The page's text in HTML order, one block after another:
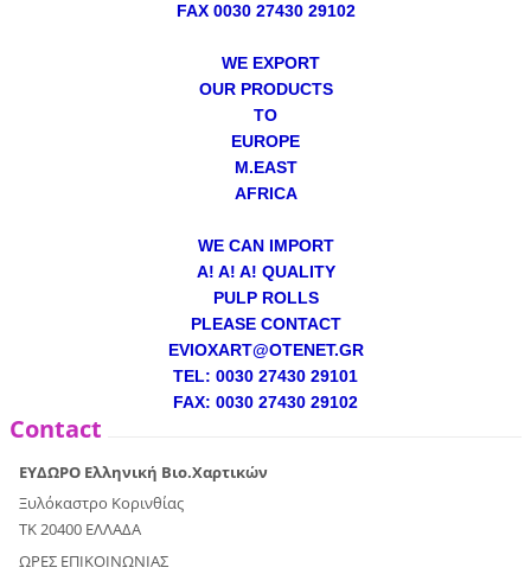
FAX 0030 27430 29102
WE EXPORT
OUR PRODUCTS
TO
EUROPE
M.EAST
AFRICA
WE CAN IMPORT
A! A! A! QUALITY
PULP ROLLS
PLEASE CONTACT
EVIOXART@OTENET.GR
TEL: 0030 27430 29101
FAX: 0030 27430 29102
Contact
ΕΥΔΩΡΟ Ελληνική Βιο.Χαρτικών
Ξυλόκαστρο Κορινθίας
ΤΚ 20400 ΕΛΛΑΔΑ
ΩΡΕΣ ΕΠΙΚΟΙΝΩΝΙΑΣ